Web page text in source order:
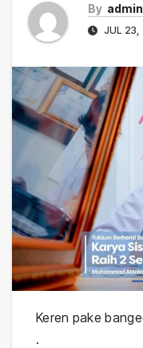
By admin
JUL
Keren pake
.